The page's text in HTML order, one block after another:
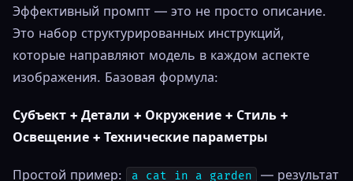
Эффективный промпт — это не просто описание.
Это набор структурированных инструкций,
которые направляют модель в каждом аспекте
изображения. Базовая формула:
Субъект + Детали + Окружение + Стиль +
Освещение + Технические параметры
Простой пример: a cat in a garden
— результат